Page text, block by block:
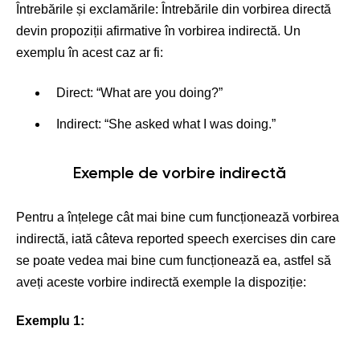
Întrebările și exclamările: Întrebările din vorbirea directă
devin propoziții afirmative în vorbirea indirectă. Un
exemplu în acest caz ar fi:
Direct: “What are you doing?”
Indirect: “She asked what I was doing.”
Exemple de vorbire indirectă
Pentru a înțelege cât mai bine cum funcționează vorbirea
indirectă, iată câteva reported speech exercises din care
se poate vedea mai bine cum funcționează ea, astfel să
aveți aceste vorbire indirectă exemple la dispoziție:
Exemplu 1: